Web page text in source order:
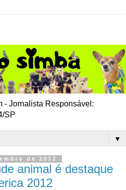
- Jornalista Responsável:
SP
▼
de 2012
animal é destaque
2012